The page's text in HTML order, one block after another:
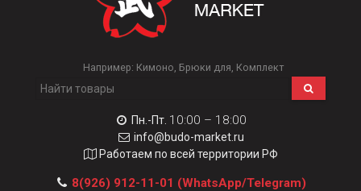
Например: Кимоно Брюки для Комплект
Пн.-Пт. 10:00 – 18:00
info@budo-market.ru
Работаем по всей территории РФ
8(926) 912-11-01 (WhatsApp/Telegram)